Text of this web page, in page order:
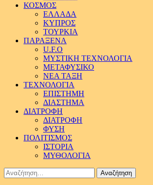
ΚΟΣΜΟΣ
ΕΛΛΑΔΑ
ΚΥΠΡΟΣ
ΤΟΥΡΚΙΑ
ΠΑΡΑΞΕΝΑ
U.F.O
ΜΥΣΤΙΚΗ ΤΕΧΝΟΛΟΓΙΑ
ΜΕΤΑΦΥΣΙΚΟ
ΝΕΑ ΤΑΞΗ
ΤΕΧΝΟΛΟΓΙΑ
ΕΠΙΣΤΗΜΗ
ΔΙΑΣΤΗΜΑ
ΔΙΑΤΡΟΦΗ
ΔΙΑΤΡΟΦΗ
ΦΥΣΗ
ΠΟΛΙΤΙΣΜΟΣ
ΙΣΤΟΡΙΑ
ΜΥΘΟΛΟΓΙΑ
Αναζήτηση
για: